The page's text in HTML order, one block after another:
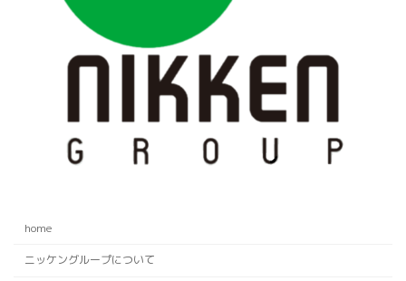
home
ニッケングループについて